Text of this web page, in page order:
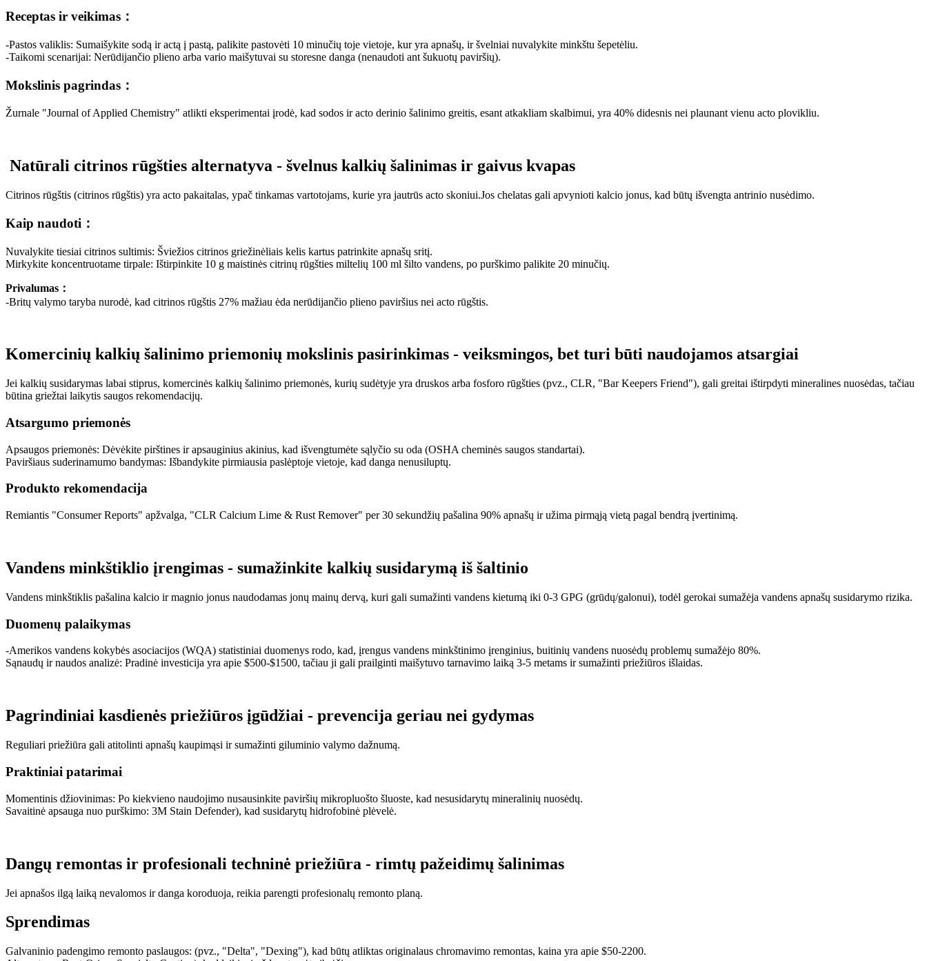
Receptas ir veikimas：
-Pastos valiklis: Sumaišykite sodą ir actą į pastą, palikite pastovėti 10 minučių toje vietoje, kur yra apnašų, ir švelniai nuvalykite minkštu šepetėliu.
-Taikomi scenarijai: Nerūdijančio plieno arba vario maišytuvai su storesne danga (nenaudoti ant šukuotų paviršių).
Mokslinis pagrindas：
Žurnale "Journal of Applied Chemistry" atlikti eksperimentai įrodė, kad sodos ir acto derinio šalinimo greitis, esant atkakliam skalbimui, yra 40% didesnis nei plaunant vienu acto plovikliu.
Natūrali citrinos rūgšties alternatyva - švelnus kalkių šalinimas ir gaivus kvapas
Citrinos rūgštis (citrinos rūgštis) yra acto pakaitalas, ypač tinkamas vartotojams, kurie yra jautrūs acto skoniui.Jos chelatas gali apvynioti kalcio jonus, kad būtų išvengta antrinio nusėdimo.
Kaip naudoti：
Nuvalykite tiesiai citrinos sultimis: Šviežios citrinos griežinėliais kelis kartus patrinkite apnašų sritį.
Mirkykite koncentruotame tirpale: Ištirpinkite 10 g maistinės citrinų rūgšties miltelių 100 ml šilto vandens, po purškimo palikite 20 minučių.
Privalumas：
-Britų valymo taryba nurodė, kad citrinos rūgštis 27% mažiau ėda nerūdijančio plieno paviršius nei acto rūgštis.
Komercinių kalkių šalinimo priemonių mokslinis pasirinkimas - veiksmingos, bet turi būti naudojamos atsargiai
Jei kalkių susidarymas labai stiprus, komercinės kalkių šalinimo priemonės, kurių sudėtyje yra druskos arba fosforo rūgšties (pvz., CLR, "Bar Keepers Friend"), gali greitai ištirpdyti mineralines nuosėdas, tačiau
būtina griežtai laikytis saugos rekomendacijų.
Atsargumo priemonės
Apsaugos priemonės: Dėvėkite pirštines ir apsauginius akinius, kad išvengtumėte sąlyčio su oda (OSHA cheminės saugos standartai).
Paviršiaus suderinamumo bandymas: Išbandykite pirmiausia paslėptoje vietoje, kad danga nenusiluptų.
Produkto rekomendacija
Remiantis "Consumer Reports" apžvalga, "CLR Calcium Lime & Rust Remover" per 30 sekundžių pašalina 90% apnašų ir užima pirmąją vietą pagal bendrą įvertinimą.
Vandens minkštiklio įrengimas - sumažinkite kalkių susidarymą iš šaltinio
Vandens minkštiklis pašalina kalcio ir magnio jonus naudodamas jonų mainų dervą, kuri gali sumažinti vandens kietumą iki 0-3 GPG (grūdų/galonui), todėl gerokai sumažėja vandens apnašų susidarymo rizika.
Duomenų palaikymas
-Amerikos vandens kokybės asociacijos (WQA) statistiniai duomenys rodo, kad, įrengus vandens minkštinimo įrenginius, buitinių vandens nuosėdų problemų sumažėjo 80%.
Sąnaudų ir naudos analizė: Pradinė investicija yra apie $500-$1500, tačiau ji gali prailginti maišytuvo tarnavimo laiką 3-5 metams ir sumažinti priežiūros išlaidas.
Pagrindiniai kasdienės priežiūros įgūdžiai - prevencija geriau nei gydymas
Reguliari priežiūra gali atitolinti apnašų kaupimąsi ir sumažinti giluminio valymo dažnumą.
Praktiniai patarimai
Momentinis džiovinimas: Po kiekvieno naudojimo nusausinkite paviršių mikropluošto šluoste, kad nesusidarytų mineralinių nuosėdų.
Savaitinė apsauga nuo purškimo: 3M Stain Defender), kad susidarytų hidrofobinė plėvelė.
Dangų remontas ir profesionali techninė priežiūra - rimtų pažeidimų šalinimas
Jei apnašos ilgą laiką nevalomos ir danga koroduoja, reikia parengti profesionalų remonto planą.
Sprendimas
Galvaninio padengimo remonto paslaugos: (pvz., "Delta", "Dexing"), kad būtų atliktas originalaus chromavimo remontas, kaina yra apie $50-2200.